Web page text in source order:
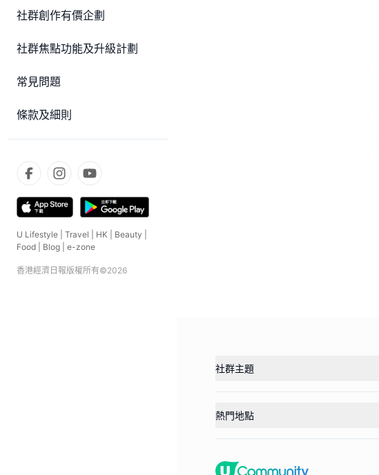
社群創作有價企劃
社群焦點功能及升級計劃
常見問題
條款及細則
U Lifestyle Travel HK Beauty
Food
Blog e-zone
香港經濟日報版權所有©2026
社群主題
熱門地點